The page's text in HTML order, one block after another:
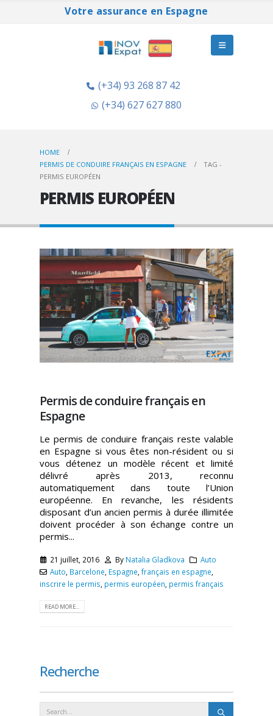
Votre assurance en Espagne
(+34) 93 268 87 42
(+34) 627 627 880
HOME
PERMIS DE CONDUIRE FRANÇAIS EN ESPAGNE
TAG -
PERMIS EUROPÉEN
PERMIS EUROPÉEN
Permis de conduire français en
Espagne
Le permis de conduire français reste valable
en Espagne si vous êtes non-résident ou si
vous détenez un modèle récent et limité
délivré après 2013, reconnu
automatiquement dans toute l’Union
européenne. En revanche, les résidents
disposant d’un ancien permis à durée illimitée
doivent procéder à son échange contre un
permis...
21 juillet, 2016 By Natalia Gladkova
Auto
Auto, Barcelone, Espagne,français en espagne,
inscrire le permis, permis européen, permis français
READ MORE...
Recherche